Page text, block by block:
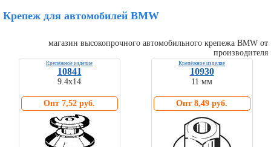
Советы
начинающим
Крепеж для автомобилей BMW
магазин высокопрочного автомобильного крепежа BMW от
производителя
Крепёжное изделие
10841
9.4х14
Опт 7,52 руб.
Крепёжное изделие
10930
11 мм
Опт 8,49 руб.